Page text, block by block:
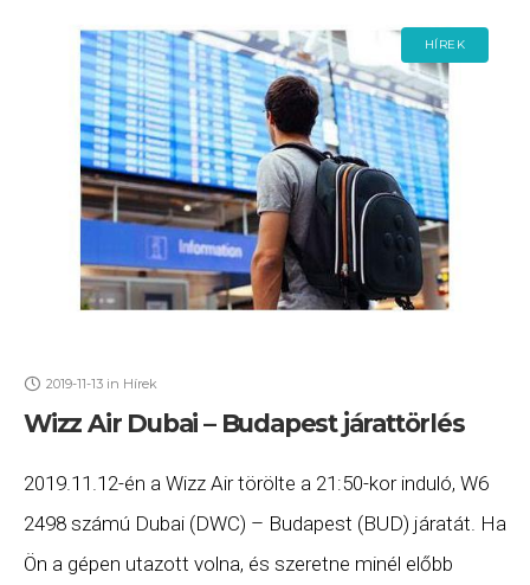
HÍREK
2019-11-13 in Hírek
Wizz Air Dubai – Budapest járattörlés
2019.11.12-én a Wizz Air törölte a 21:50-kor induló, W6
2498 számú Dubai (DWC) – Budapest (BUD) járatát. Ha
Ön a gépen utazott volna, és szeretne minél előbb